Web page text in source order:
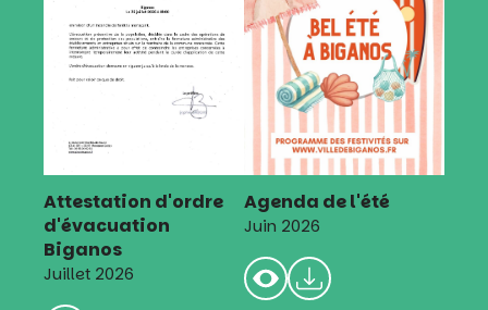
Attestation d'ordre
d'évacuation
Biganos
Juillet 2026
Agenda de l'été
Juin 2026